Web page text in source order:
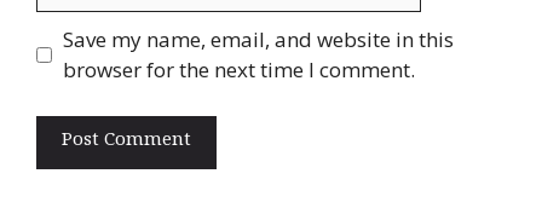
Save my name, email, and website in this
browser for the next time I comment.